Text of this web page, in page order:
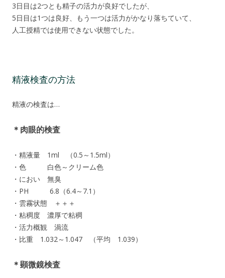
3日目は2つとも精子の活力が良好でしたが、
5日目は1つは良好、もう一つは活力がかなり落ちていて、
人工授精では使用できない状態でした。
精液検査の方法
精液の検査は…
＊肉眼的検査
・精液量 1ml （0.5～1.5ml）
・色 白色～クリーム色
・におい 無臭
・PH 6.8（6.4～7.1）
・雲霧状態 ＋＋＋
・粘稠度 濃厚で粘稠
・活力概観 渦流
・比重 1.032～1.047 （平均 1.039）
＊顕微鏡検査